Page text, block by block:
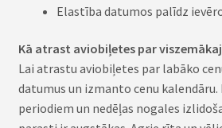
Elastība datumos palīdz
Kā atrast aviobiļetes par
Lai atrastu aviobiļetes par labāko
datumus un izmanto cenu kalendāru.
periodiem un nedēļas nogales